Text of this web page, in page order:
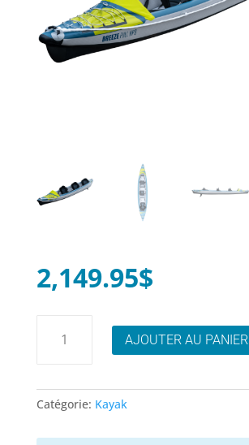
2,149.95$
Air
Full
AJOUTER AU PANIER
Catégorie: Kayak